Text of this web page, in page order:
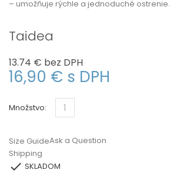
– umožňuje rýchle a jednoduché ostrenie.
Taidea
13.74 € bez DPH
16,90 € s DPH
Množstvo:
Size Guide
Shipping
Ask a Question
 SKLADOM